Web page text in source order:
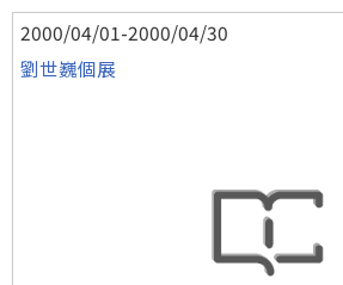
2000/04/01-2000/04/30
劉世巍個展